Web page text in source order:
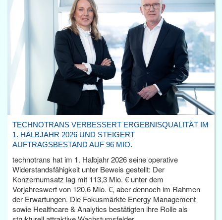
TECHNOTRANS VERBESSERT ERGEBNISQUALITÄT IM
1. HALBJAHR 2026 UND STEIGERT
AUFTRAGSBESTAND AUF 96 MIO.
technotrans hat im 1. Halbjahr 2026 seine operative
Widerstandsfähigkeit unter Beweis gestellt: Der
Konzernumsatz lag mit 113,3 Mio. € unter dem
Vorjahreswert von 120,6 Mio. €, aber dennoch im Rahmen
der Erwartungen. Die Fokusmärkte Energy Management
sowie Healthcare & Analytics bestätigten ihre Rolle als